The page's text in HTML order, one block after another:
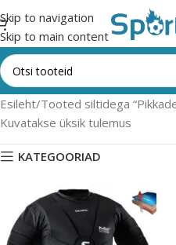
Skip to navigation
Skip to main content
Esileht Tooted siltidega
Kuvatakse üksik tulemus
KATEGOORIAD